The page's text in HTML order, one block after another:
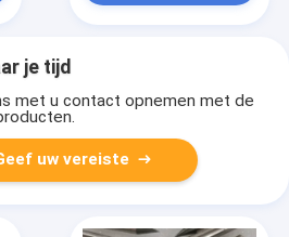
je tijd
met u contact opnemen met de
uw vereiste